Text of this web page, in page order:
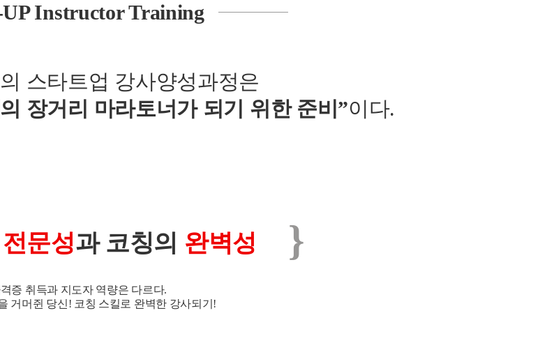
Instructor Training
스타트업 강사양성과정은
장거리 마라토너가 되기 위한 준비”이다.
전문성과 코칭의 완벽성 }
증 취득과 지도자 역량은 다르다.
거머쥔 당신! 코칭 스킬로 완벽한 강사되기!